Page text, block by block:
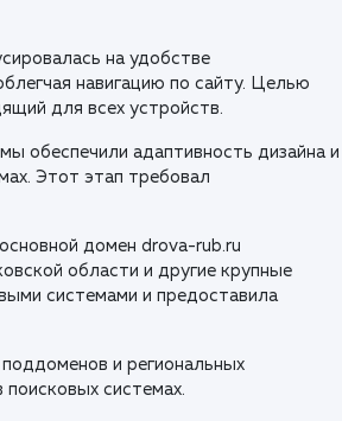
на удобстве
навигацию по сайту. Целью
для всех устройств.
обеспечили адаптивность дизайна и
Этот этап требовал
домен drova-rub.ru
области и другие крупные
системами и предоставила
и региональных
системах.